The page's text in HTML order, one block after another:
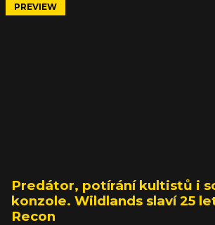
PREVIEW
Predátor, potírání kultistů i
konzole. Wildlands slaví 25
Recon